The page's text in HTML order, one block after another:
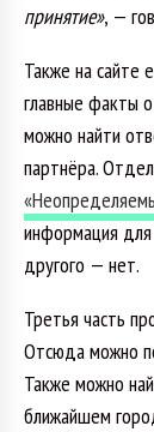
принятие», —
Также на сайте
главные факты
можно найти
партнёра.
информация
другого — нет.
Третья часть
Отсюда можно
Также можно
ближайшем